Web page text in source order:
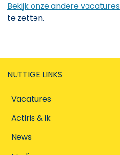
Bekijk onze andere vacatures
te zetten.
NUTTIGE LINKS
Vacatures
Actiris & ik
News